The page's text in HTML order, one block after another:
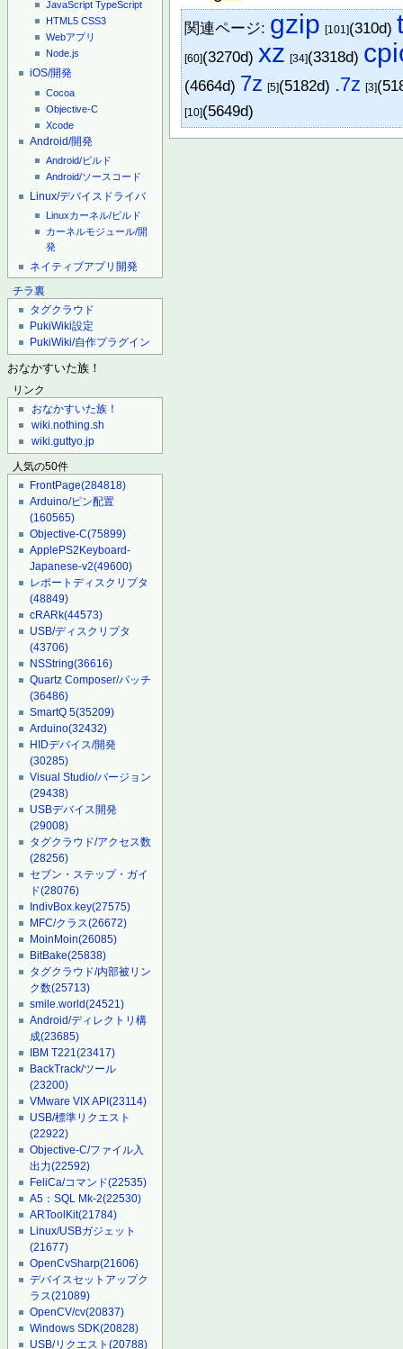
JavaScript TypeScript
HTML5 CSS3
Webアプリ
Node.js
iOS/開発
Cocoa
Objective-C
Xcode
Android/開発
Android/ビルド
Android/ソースコード
Linux/デバイスドライバ
Linuxカーネル/ビルド
カーネルモジュール/開
発
ネイティブアプリ開発
チラ裏
タグクラウド
PukiWiki設定
PukiWiki/自作プラグイン
おなかすいた族！
リンク
おなかすいた族！
wiki.nothing.sh
wiki.guttyo.jp
人気の50件
FrontPage(284818)
Arduino/ピン配置
(160565)
Objective-C(75899)
ApplePS2Keyboard-
Japanese-v2(49600)
レポートディスクリプタ
(48849)
cRARk(44573)
USB/ディスクリプタ
(43706)
NSString(36616)
Quartz Composer/パッチ
(36486)
SmartQ 5(35209)
Arduino(32432)
HIDデバイス/開発
(30285)
Visual Studio/バージョン
(29438)
USBデバイス開発
(29008)
タグクラウド/アクセス数
(28256)
セブン・ステップ・ガイ
ド(28076)
IndivBox.key(27575)
MFC/クラス(26672)
MoinMoin(26085)
BitBake(25838)
タグクラウド/内部被リン
ク数(25713)
smile.world(24521)
Android/ディレクトリ構
成(23685)
IBM T221(23417)
BackTrack/ツール
(23200)
VMware VIX API(23114)
USB/標準リクエスト
(22922)
Objective-C/ファイル入
出力(22592)
FeliCa/コマンド(22535)
A5：SQL Mk-2(22530)
ARToolKit(21784)
Linux/USBガジェット
(21677)
OpenCvSharp(21606)
デバイスセットアップク
ラス(21089)
OpenCV/cv(20837)
Windows SDK(20828)
USB/リクエスト(20788)
関連ページ: gzip [101](310d)
[60](3270d)xz [34](3318d)
(4664d) 7z [5](5182d) .7z [3]
[10](5649d)